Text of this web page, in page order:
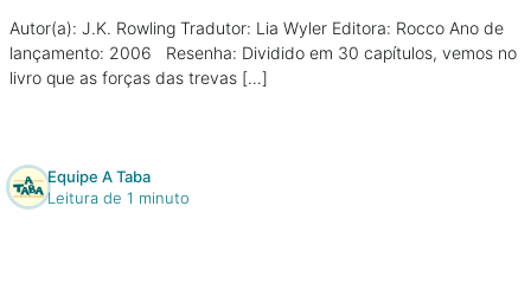
Autor(a): J.K. Rowling Tradutor: Lia Wyler Editora: Rocco Ano de
lançamento: 2006 Resenha: Dividido em 30 capítulos, vemos no
livro que as forças das trevas […]
Equipe A Taba
Leitura de 1 minuto